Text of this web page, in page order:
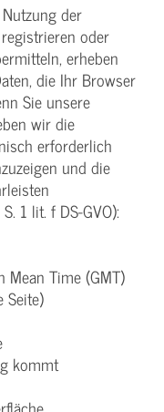
der
oder
erheben
die Ihr Browser
Sie unsere
wir die
erforderlich
und die
1 lit. f DS-GVO):
Mean Time (GMT)
Seite)
kommt